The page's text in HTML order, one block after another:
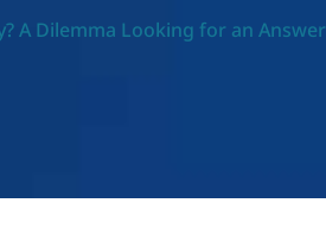
A Dilemma Looking for an Answer